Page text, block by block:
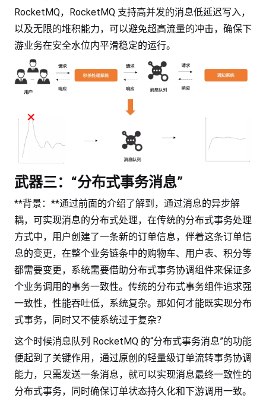
RocketMQ，RocketMQ 支持高并发的消息低延迟写入，
以及无限的堆积能力，可以避免超高流量的冲击，确保下
游业务在安全水位内平滑稳定的运行。
武器三：“分布式事务消息”
**背景：**通过前面的介绍了解到，通过消息的异步解
耦，可实现消息的分布式处理，在传统的分布式事务处理
方式中，用户创建了一条新的订单信息，伴着这条订单信
息的变更，在整个业务链条中的购物车、用户表、积分等
都需要变更，系统需要借助分布式事务协调组件来保证多
个业务调用的事务一致性。传统的分布式事务组件追求强
一致性，性能吞吐低，系统复杂。那如何才能既实现分布
式事务，同时又不使系统过于复杂？
这个时候消息队列 RocketMQ 的“分布式事务消息”的功能
便起到了关键作用，通过原创的轻量级订单流转事务协调
能力，只需发送一条消息，就可以实现消息最终一致性的
分布式事务，同时确保订单状态持久化和下游调用一致。